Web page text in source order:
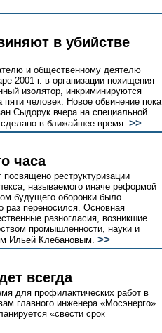
в убийстве
и общественному деятелю
2001 г. в организации похищения
изолятор, инкриминируются
пяти человек. Новое обвинение пока
Сыдорук вчера на специальной
в ближайшее время. >>
часа
реструктуризации
называемого иначе реформой
будущего оборонки было
раз переносился. Основная
разногласия, возникшие
промышленности, науки и
Ильей Клебановым. >>
всегда
для профилактических работ в
главного инженера «Мосэнерго»
«свести срок